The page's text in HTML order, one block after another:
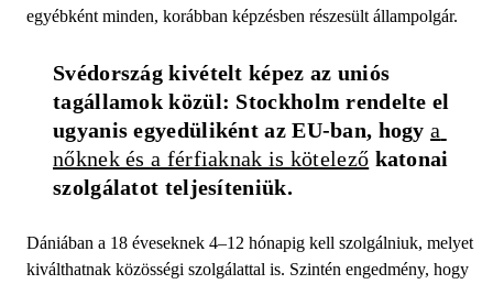
egyébként minden, korábban képzésben részesült állampolgár.
Svédország kivételt képez az uniós
tagállamok közül: Stockholm rendelte el
ugyanis egyedüliként az EU-ban, hogy a
nőknek és a férfiaknak is kötelező katonai
szolgálatot teljesíteniük.
Dániában a 18 éveseknek 4–12 hónapig kell szolgálniuk, melyet
kiválthatnak közösségi szolgálattal is. Szintén engedmény, hogy